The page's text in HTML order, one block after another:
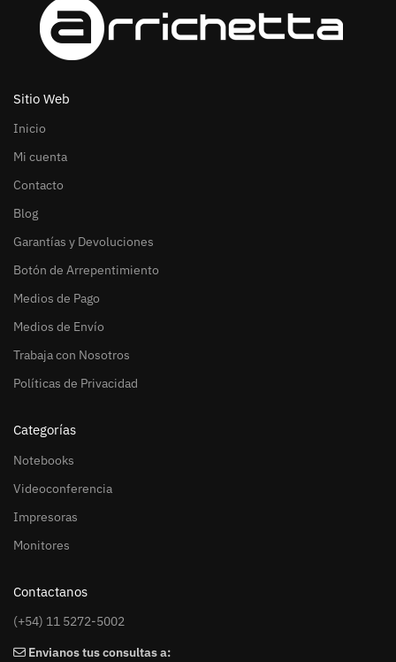
Sitio Web
Inicio
Mi cuenta
Contacto
Blog
Garantías y Devoluciones
Botón de Arrepentimiento
Medios de Pago
Medios de Envío
Trabaja con Nosotros
Políticas de Privacidad
Categorías
Notebooks
Videoconferencia
Impresoras
Monitores
Contactanos
(+54) 11 5272-5002
Envianos tus consultas a: